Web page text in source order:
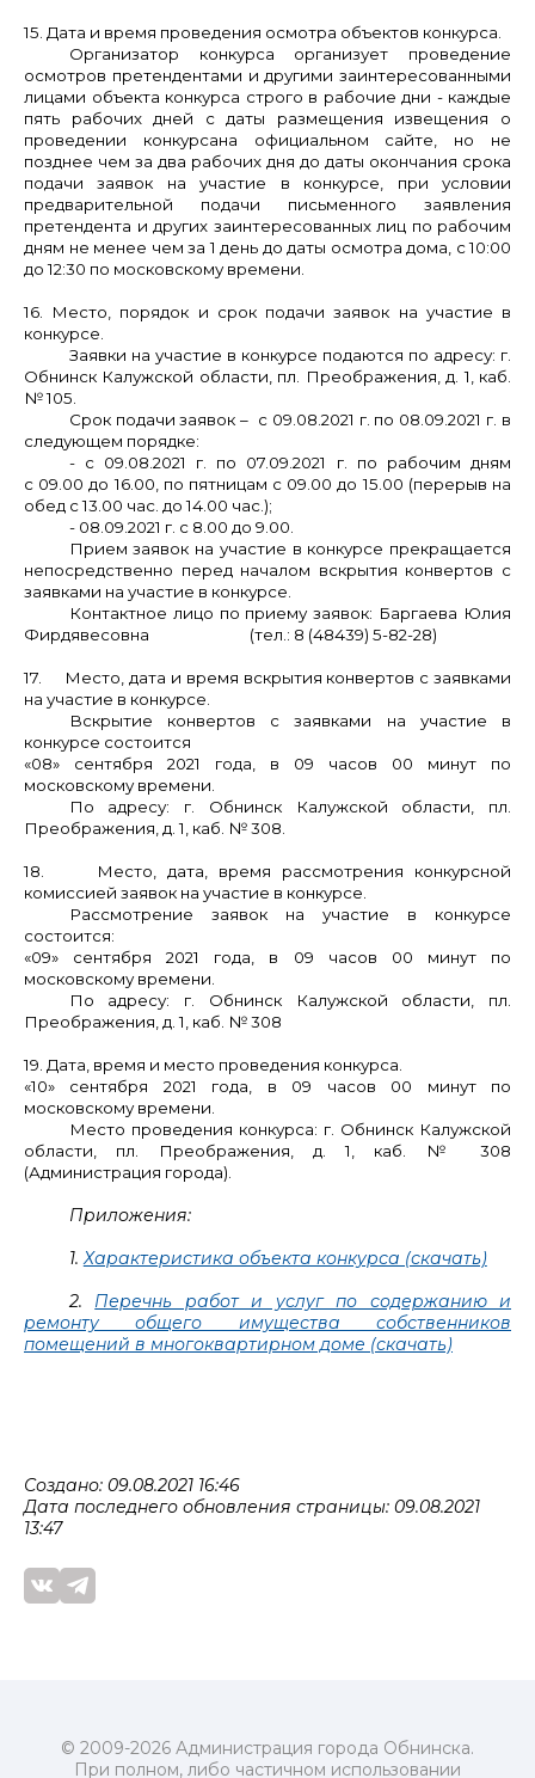
15. Дата и время проведения осмотра объектов конкурса.
Организатор конкурса организует проведение
осмотров претендентами и другими заинтересованными
лицами объекта конкурса строго в рабочие дни - каждые
пять рабочих дней с даты размещения извещения о
проведении конкурсана официальном сайте, но не
позднее чем за два рабочих дня до даты окончания срока
подачи заявок на участие в конкурсе, при условии
предварительной подачи письменного заявления
претендента и других заинтересованных лиц по рабочим
дням не менее чем за 1 день до даты осмотра дома, с 10:00
до 12:30 по московскому времени.
16. Место, порядок и срок подачи заявок на участие в
конкурсе.
Заявки на участие в конкурсе подаются по адресу: г.
Обнинск Калужской области, пл. Преображения, д. 1, каб.
№ 105.
Срок подачи заявок – с 09.08.2021 г. по 08.09.2021 г. в
следующем порядке:
- с 09.08.2021 г. по 07.09.2021 г. по рабочим дням
с 09.00 до 16.00, по пятницам с 09.00 до 15.00 (перерыв на
обед с 13.00 час. до 14.00 час.);
- 08.09.2021 г. с 8.00 до 9.00.
Прием заявок на участие в конкурсе прекращается
непосредственно перед началом вскрытия конвертов с
заявками на участие в конкурсе.
Контактное лицо по приему заявок: Баргаева Юлия
Фирдявесовна (тел.: 8 (48439) 5-82-28)
17. Место, дата и время вскрытия конвертов с заявками
на участие в конкурсе.
Вскрытие конвертов с заявками на участие в
конкурсе состоится
«08» сентября 2021 года, в 09 часов 00 минут по
московскому времени.
По адресу: г. Обнинск Калужской области, пл.
Преображения, д. 1, каб. № 308.
18. Место, дата, время рассмотрения конкурсной
комиссией заявок на участие в конкурсе.
Рассмотрение заявок на участие в конкурсе
состоится:
«09» сентября 2021 года, в 09 часов 00 минут по
московскому времени.
По адресу: г. Обнинск Калужской области, пл.
Преображения, д. 1, каб. № 308
19. Дата, время и место проведения конкурса.
«10» сентября 2021 года, в 09 часов 00 минут по
московскому времени.
Место проведения конкурса: г. Обнинск Калужской
области, пл. Преображения, д. 1, каб. № 308
(Администрация города).
Приложения:
1.Характеристика объекта конкурса (скачать)
2. Перечнь работ и услуг по содержанию и
ремонту общего имущества собственников
помещений в многоквартирном доме (скачать)
Создано: 09.08.2021 16:46
Дата последнего обновления страницы: 09.08.2021
13:47
© 2009-2026 Администрация города Обнинска.
При полном, либо частичном использовании